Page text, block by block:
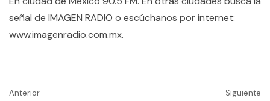
señal de IMAGEN RADIO o escúchanos por internet:
www.imagenradio.com.mx.
Anterior Siguiente